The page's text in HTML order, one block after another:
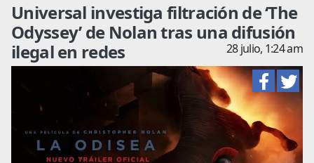
Universal investiga filtración de ‘The
Odyssey’ de Nolan tras una difusión
ilegal en redes
28 julio, 1:24 am